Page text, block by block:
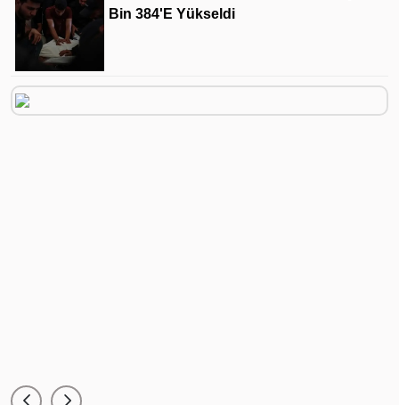
Bin 384'e Yükseldi